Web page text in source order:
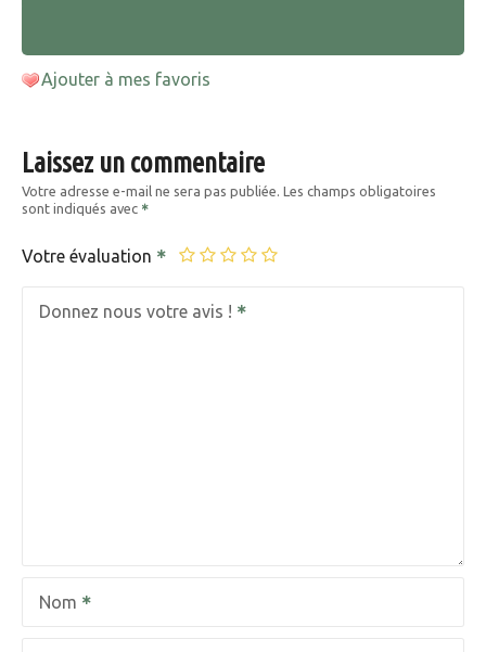
Ajouter à mes favoris
Laissez un commentaire
Votre adresse e-mail ne sera pas publiée. Les champs obligatoires
sont indiqués avec
Votre évaluation
Donnez nous votre avis !
Nom